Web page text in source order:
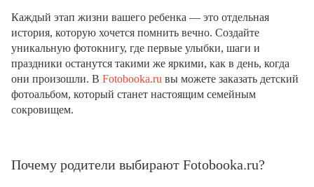
Каждый этап жизни вашего ребенка — это отдельная
история, которую хочется помнить вечно. Создайте
уникальную фотокнигу, где первые улыбки, шаги и
праздники останутся такими же яркими, как в день, когда
они произошли. В Fotobooka.ru вы можете заказать детский
фотоальбом, который станет настоящим семейным
сокровищем.
Почему родители выбирают Fotobooka.ru?